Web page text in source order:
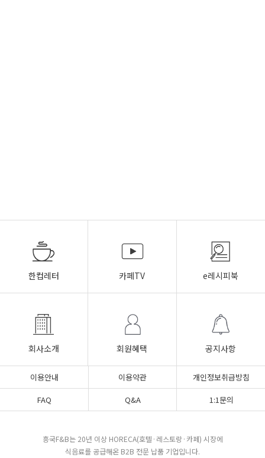
한컵레터 카페TV e레시피북
회사소개 회원혜택 공지사항
이용안내 이용약관
개인정보취급방침
FAQ
Q&A 1:1문의
흥국F&B는 20년 이상 HORECA(호텔·레스토랑·카페) 시장에
식음료를 공급해온 B2B 전문 납품 기업입니다.